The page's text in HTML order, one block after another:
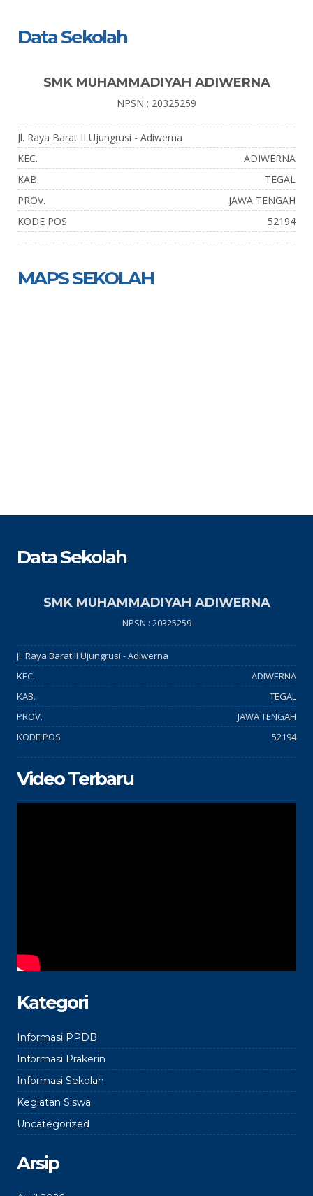
Data Sekolah
SMK MUHAMMADIYAH ADIWERNA
NPSN : 20325259
Jl. Raya Barat II Ujungrusi - Adiwerna
KEC.
ADIWERNA
KAB.
TEGAL
PROV.
JAWA TENGAH
KODE POS
52194
MAPS SEKOLAH
Data Sekolah
SMK MUHAMMADIYAH ADIWERNA
NPSN : 20325259
Jl. Raya Barat II Ujungrusi - Adiwerna
KEC.
ADIWERNA
KAB.
TEGAL
PROV.
JAWA TENGAH
KODE POS
52194
Video Terbaru
Kategori
Informasi PPDB
Informasi Prakerin
Informasi Sekolah
Kegiatan Siswa
Uncategorized
Arsip